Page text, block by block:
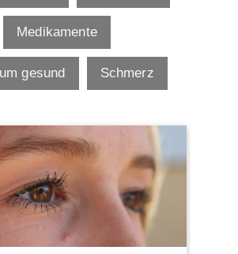
Medikamente
gesund Schmerz